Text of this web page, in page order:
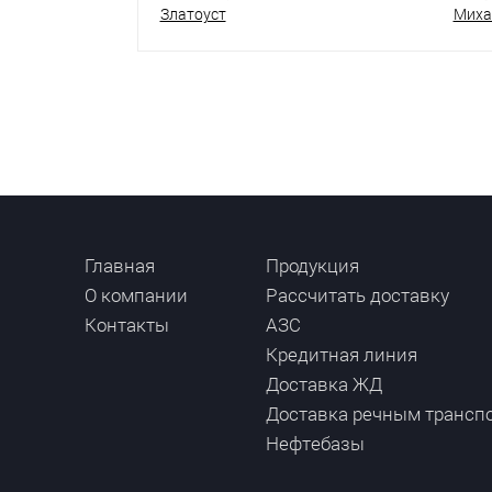
Златоуст
Главная
О компании
Контакты
Продукция
Рассчитать доставку
АЗС
Кредитная линия
Доставка ЖД
Доставка речным
Нефтебазы